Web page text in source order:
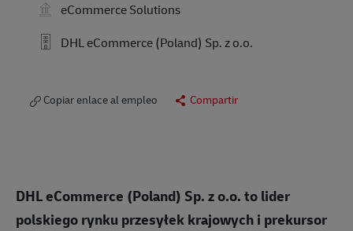
eCommerce Solutions
DHL eCommerce (Poland) Sp. z o.o.
Copiar enlace al empleo Compartir
DHL eCommerce (Poland) Sp. z o.o. to lider
polskiego rynku przesyłek krajowych i prekursor